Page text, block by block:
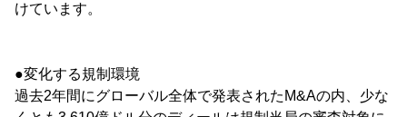
けています。
●変化する規制環境
過去2年間にグローバル全体で発表されたM&Aの内、少な